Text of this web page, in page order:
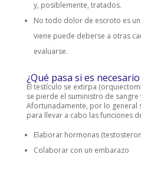
y, posiblemente, tratados.
No todo dolor de escroto es
viene puede deberse a otras
evaluarse.
¿Qué pasa si es
El testículo se extirpa
se pierde el suministro de
Afortunadamente, por lo general
para llevar a cabo las funciones
Elaborar hormonas
Colaborar con un embarazo